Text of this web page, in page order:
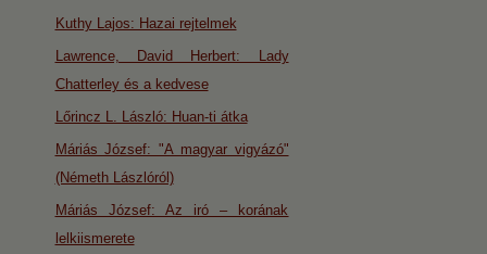
Kuthy Lajos: Hazai rejtelmek
Lawrence, David Herbert: Lady
Chatterley és a kedvese
Lőrincz L. László: Huan-ti átka
Máriás József: "A magyar vigyázó"
(Németh Lászlóról)
Máriás József: Az iró – korának
lelkiismerete